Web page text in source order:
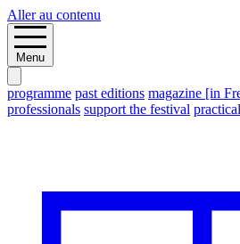
Aller au contenu
Menu
programme past editions magazine [in
professionals support the festival